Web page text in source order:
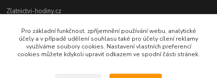
Zlatnictvi-hodiny.cz
+420 379 492 545
Po - Pá: 9,00 - 17,00 hod., So: 9,00 - 11,30 hod.
Pro základní funkčnost, zpříjemnění používání webu, analytické
účely a v případě udělení souhlasu také pro účely cílení reklamy
využíváme soubory cookies. Nastavení vlastních preferencí
cookies můžete kdykoli upravit odkazem ve spodní části stránek.